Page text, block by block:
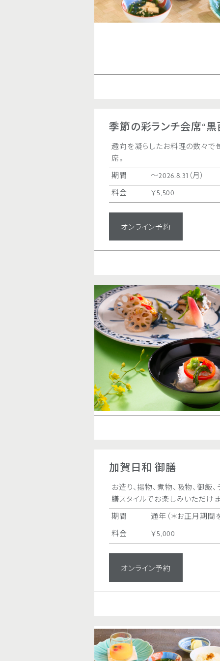
季節の彩ランチ会席“黒
趣向を凝らしたお料理の数々で
席。
期間 〜2026.8.31（月）
料金 ￥5,500
オンライン予約
加賀日和 御膳
お造り、揚物、煮物、吸物、御
膳スタイルでお楽しみいただけま
期間 通年（＊お正月期間
料金 ￥5,000
オンライン予約